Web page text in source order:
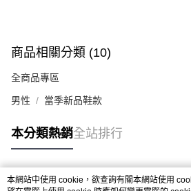
商品相關分類 (10)
全商品專區
男性 當季新品鞋款
本分類熱銷全站排行
熱門標籤
本網站中使用 cookie，欲查詢有關本網站使用